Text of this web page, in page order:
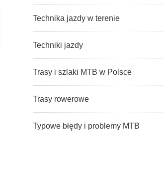
Technika jazdy w terenie
Techniki jazdy
Trasy i szlaki MTB w Polsce
Trasy rowerowe
Typowe błędy i problemy MTB